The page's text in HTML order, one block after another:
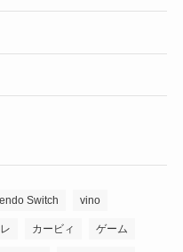
Switch vino
カービィ ゲーム